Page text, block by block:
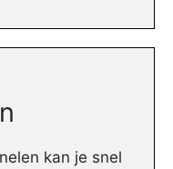
kan je snel